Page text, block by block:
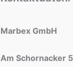
Marbex GmbH
Am Schornacker